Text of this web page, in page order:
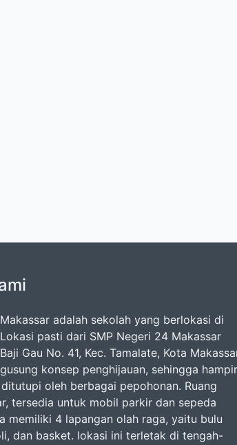
adalah sekolah yang berlokasi di
pasti dari SMP Negeri 24 Makassar
Gau No. 41, Kec. Tamalate, Kota
konsep penghijauan, sehingga hampir
oleh berbagai pepohonan. Ruang
tersedia untuk mobil parkir dan sepeda
memiliki 4 lapangan olah raga, yaitu bulu
dan basket. lokasi ini terletak di tengah-